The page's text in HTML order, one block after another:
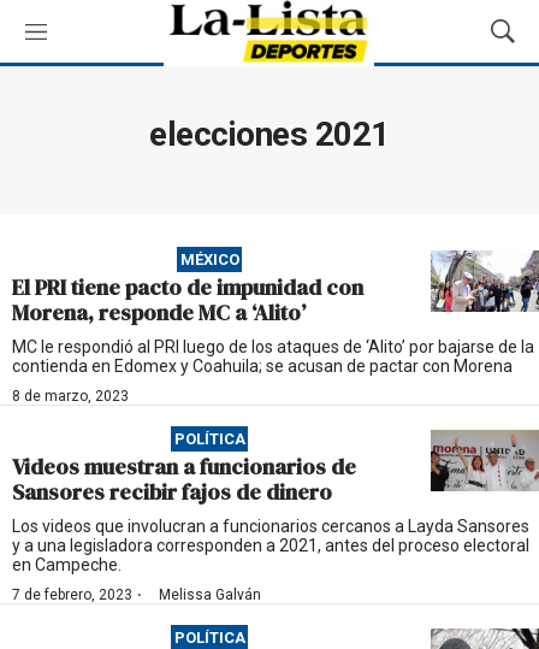
M
e
M
o
s
q
u
e
d
elecciones 2021
MÉXICO
El PRI tiene pacto de impunidad con
Morena, responde MC a ‘Alito’
MC le respondió al PRI luego de los ataques de ‘Alito’ por bajarse de la
contienda en Edomex y Coahuila; se acusan de pactar con Morena
8 de marzo, 2023
POLÍTICA
Videos muestran a funcionarios de
Sansores recibir fajos de dinero
Los videos que involucran a funcionarios cercanos a Layda Sansores
y a una legisladora corresponden a 2021, antes del proceso electoral
en Campeche.
7 de febrero, 2023 · Melissa Galván
POLÍTICA